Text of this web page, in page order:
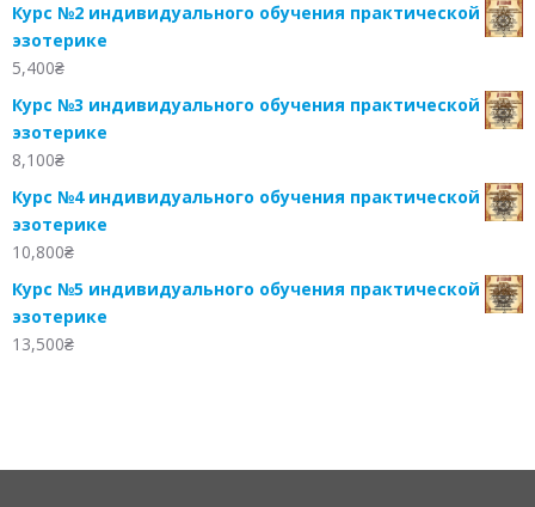
Курс №2 индивидуального обучения практической
эзотерике
5,400₴
Курс №3 индивидуального обучения практической
эзотерике
8,100₴
Курс №4 индивидуального обучения практической
эзотерике
10,800₴
Курс №5 индивидуального обучения практической
эзотерике
13,500₴